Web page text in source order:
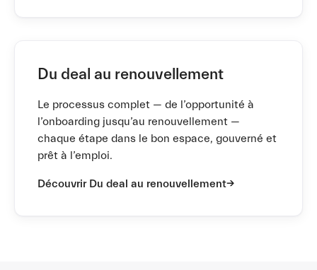
Du deal au renouvellement
Le processus complet — de l’opportunité à
l’onboarding jusqu’au renouvellement —
chaque étape dans le bon espace, gouverné et
prêt à l’emploi.
Découvrir Du deal au renouvellement